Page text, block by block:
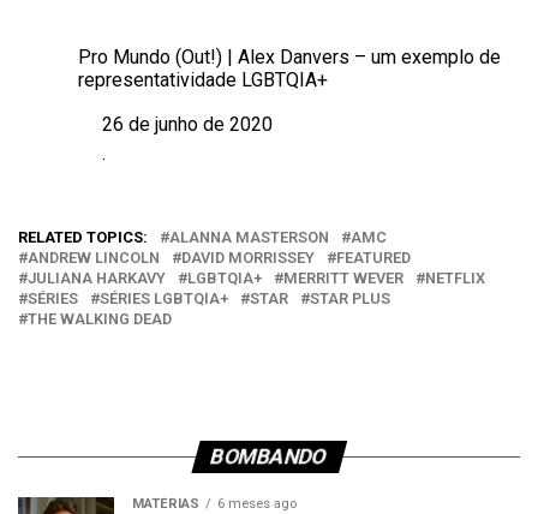
Pro Mundo (Out!) | Alex Danvers – um exemplo de
representatividade LGBTQIA+
Data
26 de junho de 2020
Em relação a
.
RELATED TOPICS: ALANNA MASTERSON
AMC
ANDREW LINCOLN
DAVID MORRISSEY
FEATURED
JULIANA HARKAVY
LGBTQIA+ MERRITT WEVER
NETFLIX
SÉRIES
SÉRIES LGBTQIA+ STAR
STAR PLUS
THE WALKING DEAD
BOMBANDO
MATÉRIAS 6 meses ago